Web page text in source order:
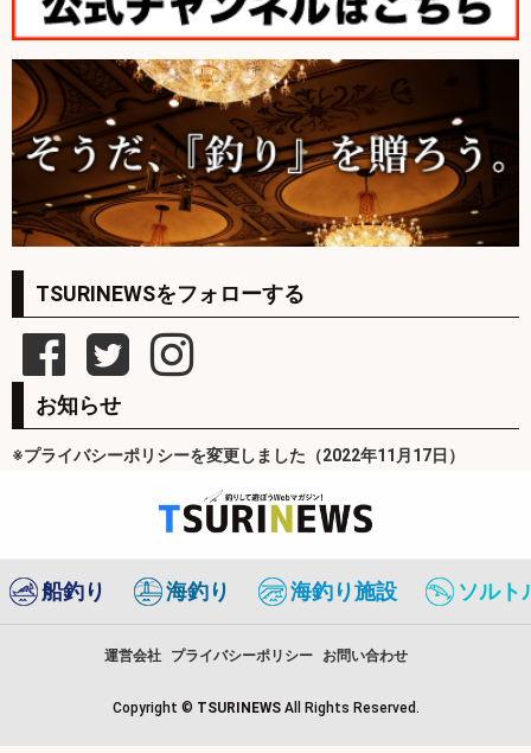
TSURINEWSをフォローする
お知らせ
※プライバシーポリシーを変更しました（2022年11月17日）
船釣り 海釣り 海釣り施設 ソルト
運営会社 プライバシーポリシー お問い合わせ
Copyright © TSURINEWS All Rights Reserved.